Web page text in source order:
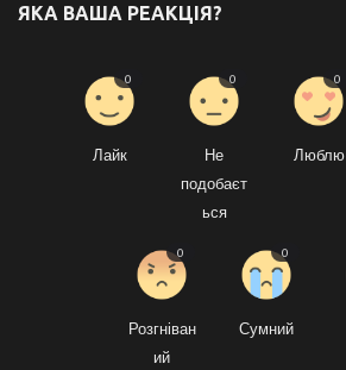
ЯКА ВАША РЕАКЦІЯ?
Лайк
0
Не
подобаєт
ься
0
Люблю
0
Розгніван
ий
0
Сумний
0